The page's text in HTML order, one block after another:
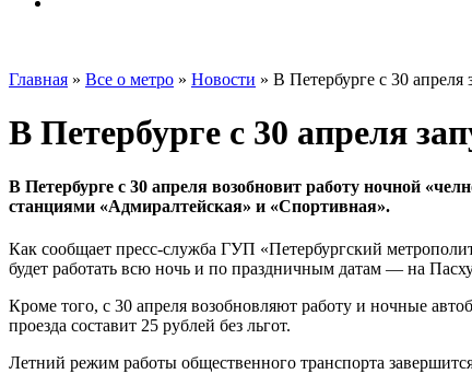
Главная » Все о метро » Новости » В Петербурге с 30 апреля
В Петербурге с 30 апреля
В Петербурге с 30 апреля возобновит работу ночной
станциями «Адмиралтейская» и «Спортивная».
Как сообщает пресс-служба ГУП «Петербургский
будет работать всю ночь и по праздничным датам — на
Кроме того, с 30 апреля возобновляют работу и ночные
проезда составит 25 рублей без льгот.
Летний режим работы общественного транспорта